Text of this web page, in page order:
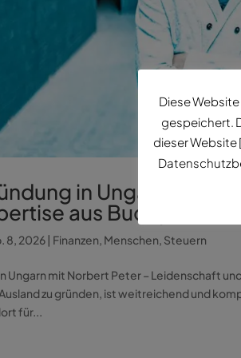
in Ungarn mit
aus Budapest
8, 2026 Finanzen, Menschen, Steuern
Ungarn mit Norbert Peter – Leidenschaft
zu gründen, ist weitreichend und
für...
Diese
gespeichert.
dieser Website